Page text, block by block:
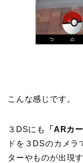
こんな感じです。
３DSにも 「ARカ
ドを３DSのカメラ
ターやものが出現